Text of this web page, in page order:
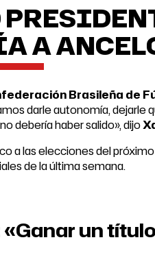
A
Brasileña de
darle autonomía, dejarle
debería haber salido», dijo
a las elecciones del
de la última semana.
un